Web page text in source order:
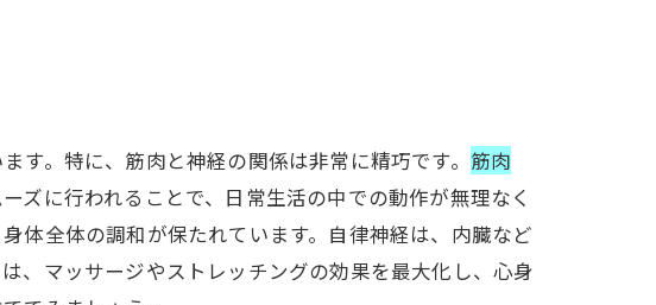
。特に、筋肉と神経の関係は非常に精巧です。 筋肉
ズに行われることで、日常生活の中での動作が無理なく
体全体の調和が保たれています。自律神経は、内臓など
、マッサージやストレッチングの効果を最大化し、心身